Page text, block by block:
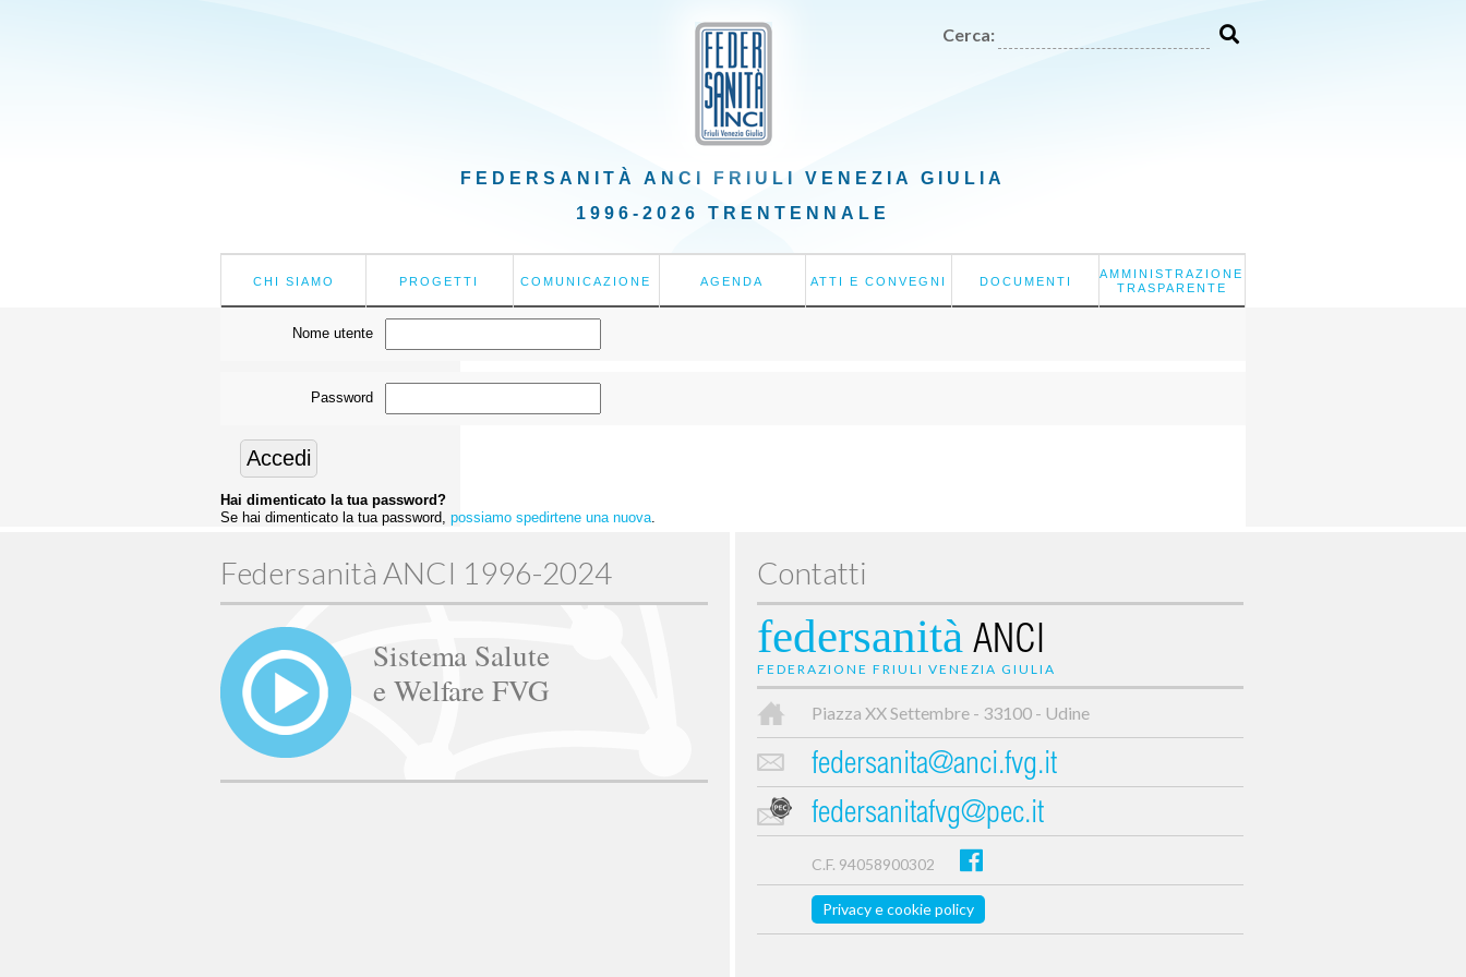
Cerca:
FEDERSANITÀ ANCI FRIULI VENEZIA GIULIA
1996-2026 TRENTENNALE
CHI SIAMO PROGETTI COMUNICAZIONE AGENDA ATTI E CONVEGNI DOCUMENTI
AMMINISTRAZIONE
TRASPARENTE
Nome utente
Password
Hai dimenticato la tua password?
Se hai dimenticato la tua password, possiamo spedirtene una nuova.
Federsanità ANCI 1996-2024
Sistema Salute
e Welfare FVG
Contatti
federsanità ANCI
FEDERAZIONE FRIULI VENEZIA GIULIA
Piazza XX Settembre - 33100 - Udine
federsanita@anci.fvg.it
federsanitafvg@pec.it
C.F. 94058900302
Privacy e cookie policy